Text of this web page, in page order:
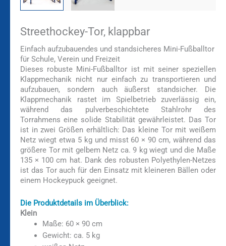
Streethockey-Tor, klappbar
Einfach aufzubauendes und standsicheres Mini-Fußballtor
für Schule, Verein und Freizeit
Dieses robuste Mini-Fußballtor ist mit seiner speziellen
Klappmechanik nicht nur einfach zu transportieren und
aufzubauen, sondern auch äußerst standsicher. Die
Klappmechanik rastet im Spielbetrieb zuverlässig ein,
während das pulverbeschichtete Stahlrohr des
Torrahmens eine solide Stabilität gewährleistet. Das Tor
ist in zwei Größen erhältlich: Das kleine Tor mit weißem
Netz wiegt etwa 5 kg und misst 60 × 90 cm, während das
größere Tor mit gelbem Netz ca. 9 kg wiegt und die Maße
135 × 100 cm hat. Dank des robusten Polyethylen-Netzes
ist das Tor auch für den Einsatz mit kleineren Bällen oder
einem Hockeypuck geeignet.
Die Produktdetails im Überblick:
Klein
Maße: 60 × 90 cm
Gewicht: ca. 5 kg